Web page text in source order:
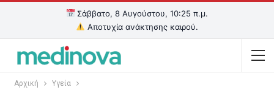
Σάββατο, 8 Αυγούστου, 10:25 π.μ.
Αποτυχία ανάκτησης καιρού.
Αρχική Υγεία